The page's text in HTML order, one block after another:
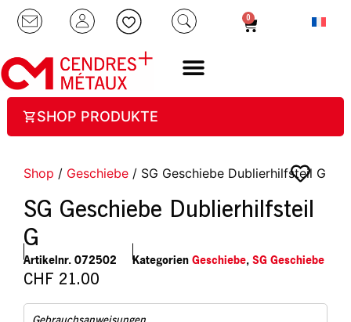
0
SHOP PRODUKTE
Shop / Geschiebe / SG Geschiebe Dublierhilfsteil G
SG Geschiebe Dublierhilfsteil
G
Artikelnr. 072502 Kategorien Geschiebe, SG Geschiebe
CHF 21.00